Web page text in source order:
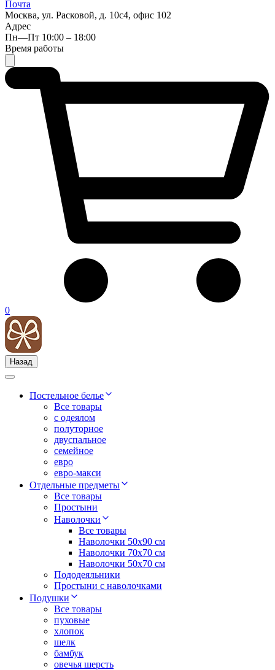
Почта
Москва, ул. Расковой, д. 10с4, офис 102
Адрес
Пн—Пт 10:00 – 18:00
Время работы
0
Назад
Постельное белье
Все товары
с одеялом
полуторное
двуспальное
семейное
евро
евро-макси
Отдельные предметы
Все товары
Простыни
Наволочки
Все товары
Наволочки 50x90 см
Наволочки 70x70 cм
Наволочки 50х70 см
Пододеяльники
Простыни с наволочками
Подушки
Все товары
пуховые
хлопок
шелк
бамбук
овечья шерсть